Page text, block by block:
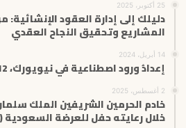
25 أكتوبر، 2025
دليلك إلى إدارة العقود
المشاريع وتحقيق النجاح العقدي
14 أبريل، 2024
إعدادُ ورود اصطناعية في نيويورك، 1912
2 أغسطس، 2025
خادم الحرمين الشريفين الملك
خلال رعايته حفل للعرضة السعودية (2018)